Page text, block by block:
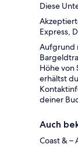
Diese
Express,
Aufgrund
Höhe von
erhältst
deiner
Auch
Coast & –